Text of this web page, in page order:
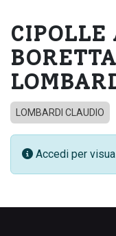
CIPOLLE
LOMBARDI CLAUDIO
Accedi per